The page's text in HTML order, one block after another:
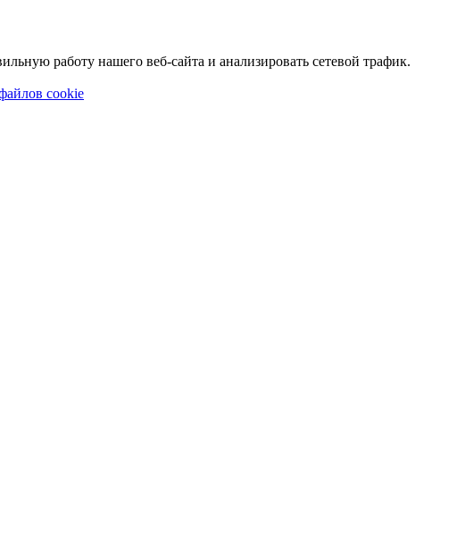
работу нашего веб-сайта и анализировать сетевой трафик.
cookie